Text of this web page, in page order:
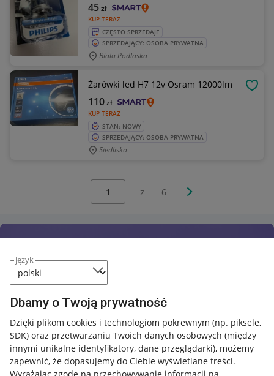
język
Dbamy o Twoją prywatność
Dzięki plikom cookies i technologiom pokrewnym (np. piksele,
SDK) oraz przetwarzaniu Twoich danych osobowych (między
innymi unikalne identyfikatory, dane przeglądarki), możemy
zapewnić, że dopasujemy do Ciebie wyświetlane treści.
KUP TERAZ
45zł
CZĘSTO SPRZEDAJE
SPRZEDAJĄCY: OSOBA PRYWATNA
Biala Podlaska
Żarówki led H7 12v Osram 12000lm
KUP TERAZ
110zł
STAN: NOWY
SPRZEDAJĄCY: OSOBA PRYWATNA
Siedlisko
z 6 Następna strona